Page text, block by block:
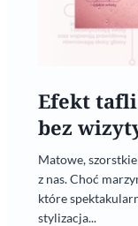
Efekt tafli
bez
Matowe,
z nas. Choć
które
stylizacja...